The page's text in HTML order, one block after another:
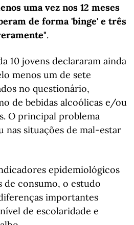
uma vez nos 12 meses
de forma 'binge' e três
.
10 jovens declararam ainda
menos um de sete
no questionário,
de bebidas alcoólicas e/ou
O principal problema
nas situações de mal-estar
epidemiológicos
de consumo, o estudo
importantes
de escolaridade e